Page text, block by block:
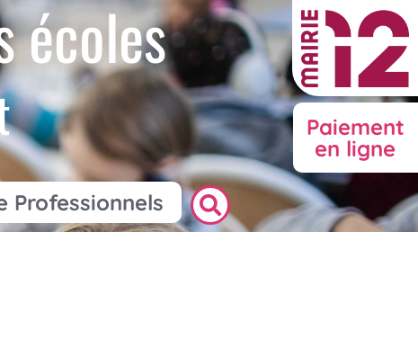
écoles
Paiement
en ligne
Professionnels